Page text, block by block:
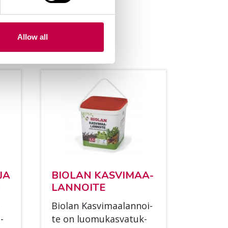
Allow all
BIO­LAN KAS­VI­MAA­
LAN­NOI­TE
Bio­lan Kas­vi­maa­lan­noi­
te on luo­mu­kas­va­tuk­